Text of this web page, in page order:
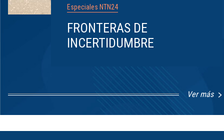
Especiales NTN24
FRONTERAS DE
INCERTIDUMBRE
Ver más
1
8